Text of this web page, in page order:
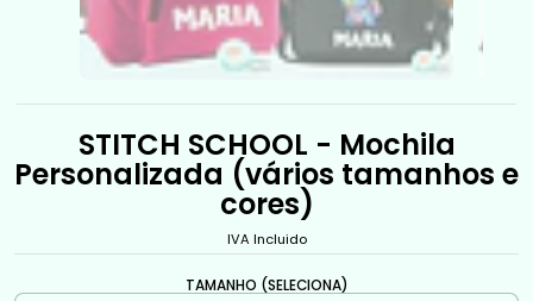
STITCH SCHOOL - Mochila
Personalizada (vários tamanhos e
cores)
IVA Incluido
TAMANHO (SELECIONA)